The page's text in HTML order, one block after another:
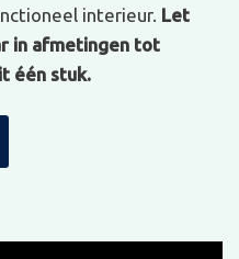
interieur. Let
in afmetingen tot
één stuk.